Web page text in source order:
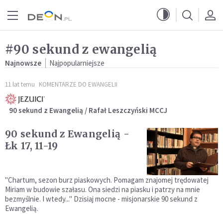
#90 sekund z ewangelią
Najnowsze Najpopularniejsze
11 lat temu KOMENTARZE DO EWANGELII
90 sekund z Ewangelią / Rafał Leszczyński MCCJ
90 sekund z Ewangelią -
Łk 17, 11-19
"Chartum, sezon burz piaskowych. Pomagam znajomej trędowatej
Miriam w budowie szałasu. Ona siedzi na piasku i patrzy na mnie
bezmyślnie. I wtedy..." Dzisiaj mocne - misjonarskie 90 sekund z
Ewangelią.